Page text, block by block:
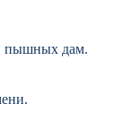
пышных дам.